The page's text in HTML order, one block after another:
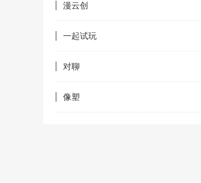
漫云创
一起试玩
对聊
像塑